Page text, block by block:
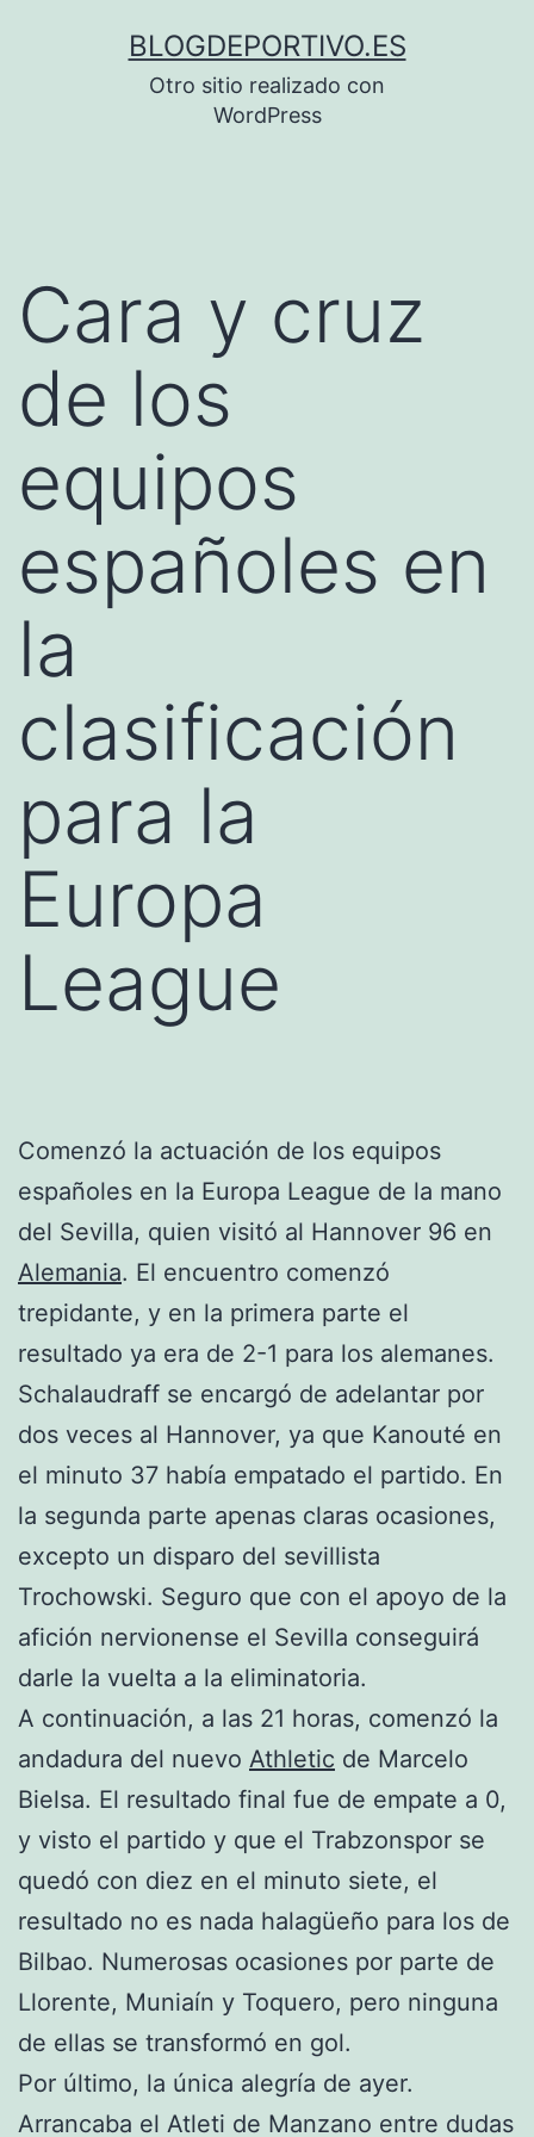
BLOGDEPORTIVO.ES
Otro sitio realizado con
WordPress
Cara y cruz
de los
equipos
españoles en
la
clasificación
para la
Europa
League
Comenzó la actuación de los equipos
españoles en la Europa League de la mano
del Sevilla, quien visitó al Hannover 96 en
Alemania. El encuentro comenzó
trepidante, y en la primera parte el
resultado ya era de 2-1 para los alemanes.
Schalaudraff se encargó de adelantar por
dos veces al Hannover, ya que Kanouté en
el minuto 37 había empatado el partido. En
la segunda parte apenas claras ocasiones,
excepto un disparo del sevillista
Trochowski. Seguro que con el apoyo de la
afición nervionense el Sevilla conseguirá
darle la vuelta a la eliminatoria.
A continuación, a las 21 horas, comenzó la
andadura del nuevo Athletic de Marcelo
Bielsa. El resultado final fue de empate a 0,
y visto el partido y que el Trabzonspor se
quedó con diez en el minuto siete, el
resultado no es nada halagüeño para los de
Bilbao. Numerosas ocasiones por parte de
Llorente, Muniaín y Toquero, pero ninguna
de ellas se transformó en gol.
Por último, la única alegría de ayer.
Arrancaba el Atleti de Manzano entre dudas